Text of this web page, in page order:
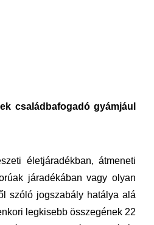
családbafogadó gyámjául
életjáradékban, átmeneti
járadékában vagy olyan
szóló jogszabály hatálya alá
legkisebb összegének 22